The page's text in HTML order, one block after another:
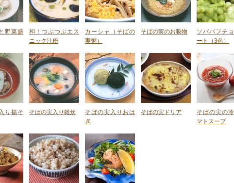
野菜盛
和！つぶつぶエス
ニック汁粉
カーシャ（そばの
実粥）
そばの実のお吸物
ソバパフチ
ート（3色）
り揚そ
そばの実入り雑炊
そばの実入りおは
ぎ
そばの実ドリア
そばの実の
マトスープ